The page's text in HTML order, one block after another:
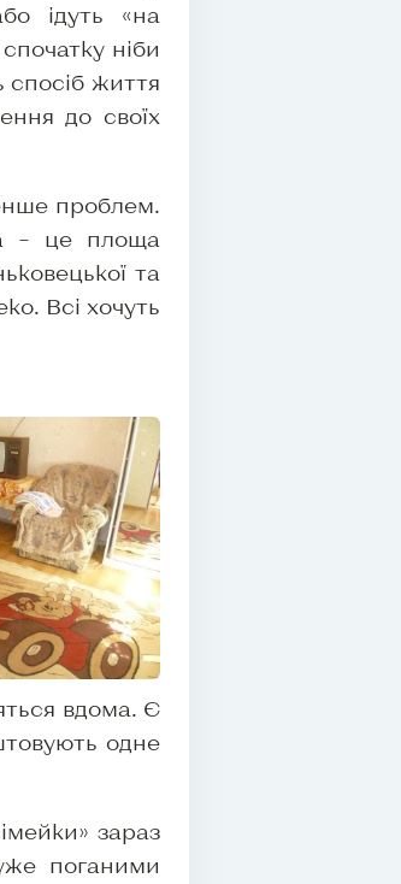
ідуть «на
ніби
спосіб життя
до своїх
проблем.
– це площа
та
Всі хочуть
вдома. Є
одне
зараз
поганими